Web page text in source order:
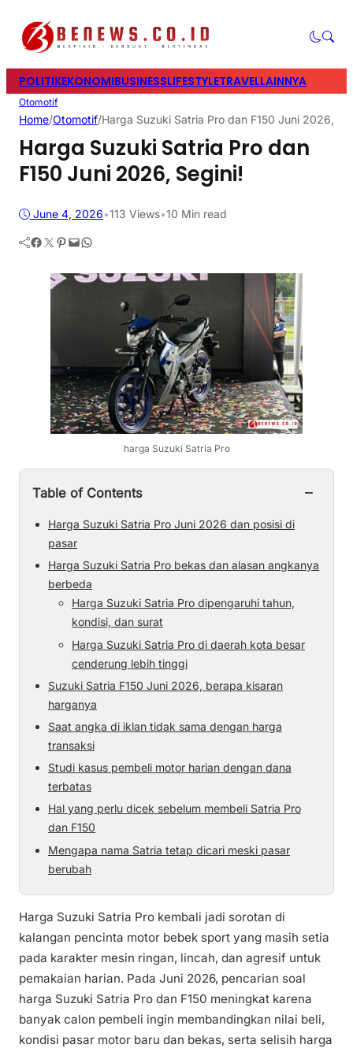
POLITIKEKONOMIBUSINESSLIFESTYLETRAVELLAINNYA
Otomotif
Home/Otomotif/Harga Suzuki Satria Pro dan F150 Juni 2026,
Harga Suzuki Satria Pro dan
F150 Juni 2026, Segini!
June 4, 2026•113 Views•10 Min read
Facebook Twitter Pinterest Mail WhatsApp
harga Suzuki Satria Pro
Table of Contents −
Harga Suzuki Satria Pro Juni 2026 dan posisi di
pasar
Harga Suzuki Satria Pro bekas dan alasan angkanya
berbeda
Harga Suzuki Satria Pro dipengaruhi tahun,
kondisi, dan surat
Harga Suzuki Satria Pro di daerah kota besar
cenderung lebih tinggi
Suzuki Satria F150 Juni 2026, berapa kisaran
harganya
Saat angka di iklan tidak sama dengan harga
transaksi
Studi kasus pembeli motor harian dengan dana
terbatas
Hal yang perlu dicek sebelum membeli Satria Pro
dan F150
Mengapa nama Satria tetap dicari meski pasar
berubah
Harga Suzuki Satria Pro kembali jadi sorotan di
kalangan pencinta motor bebek sport yang masih setia
pada karakter mesin ringan, lincah, dan agresif untuk
pemakaian harian. Pada Juni 2026, pencarian soal
harga Suzuki Satria Pro dan F150 meningkat karena
banyak calon pembeli ingin membandingkan nilai beli,
kondisi pasar motor baru dan bekas, serta selisih harga